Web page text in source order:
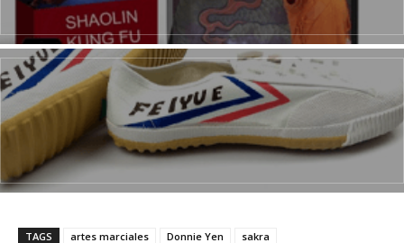
TAGS artes marciales Donnie Yen sakra